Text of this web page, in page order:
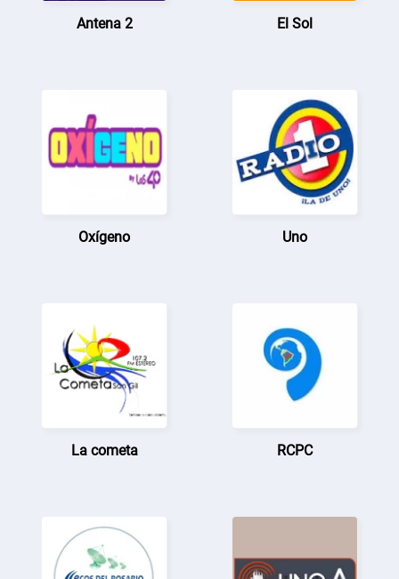
Antena 2 El Sol
Oxígeno Uno
La cometa RCPC